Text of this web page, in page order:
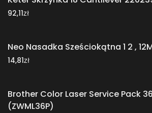
92,11zł
Neo Nasadka Sześciokątna 1 2 ,
14,81zł
Brother Color Laser Service Pack
(ZWML36P)